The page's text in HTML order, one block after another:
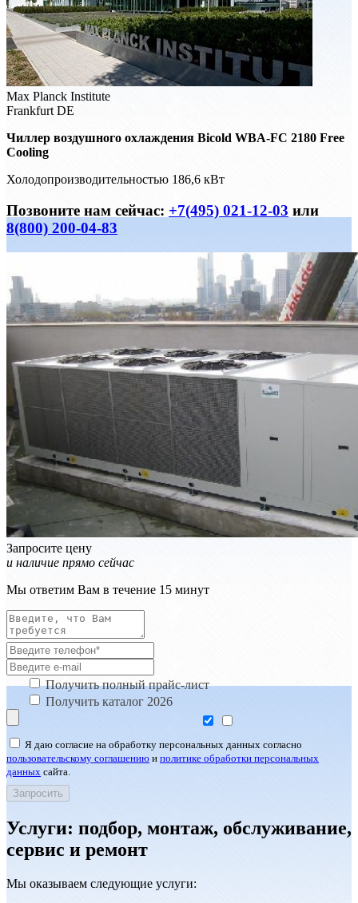
Max Planck Institute
Frankfurt DE
Чиллер воздушного охлаждения Bicold WBA-FC 2180 Free
Cooling
Холодопроизводительностью 186,6 кВт
Позвоните нам сейчас: +7(495) 021-12-03 или
8(800) 200-04-83
Запросите цену
и наличие прямо сейчас
Мы ответим Вам в течение 15 минут
Получить полный прайс-лист
Получить каталог 2026
Я даю согласие на обработку персональных данных согласно
пользовательскому соглашению и политике обработки персональных
данных сайта.
Услуги: подбор, монтаж, обслуживание,
сервис и ремонт
Мы оказываем следующие услуги: